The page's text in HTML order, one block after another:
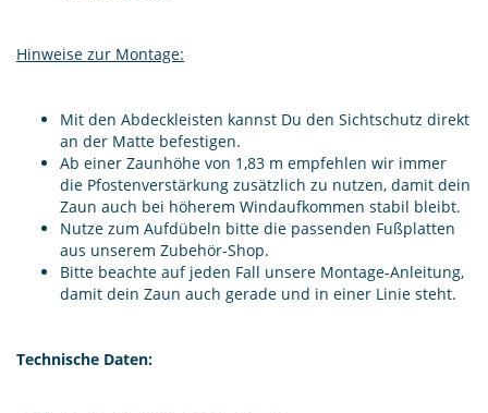
Hinweise zur Montage:
Mit den Abdeckleisten kannst Du den Sichtschutz direkt
an der Matte befestigen.
Ab einer Zaunhöhe von 1,83 m empfehlen wir immer
die Pfostenverstärkung zusätzlich zu nutzen, damit dein
Zaun auch bei höherem Windaufkommen stabil bleibt.
Nutze zum Aufdübeln bitte die passenden Fußplatten
aus unserem Zubehör-Shop.
Bitte beachte auf jeden Fall unsere Montage-Anleitung,
damit dein Zaun auch gerade und in einer Linie steht.
Technische Daten: